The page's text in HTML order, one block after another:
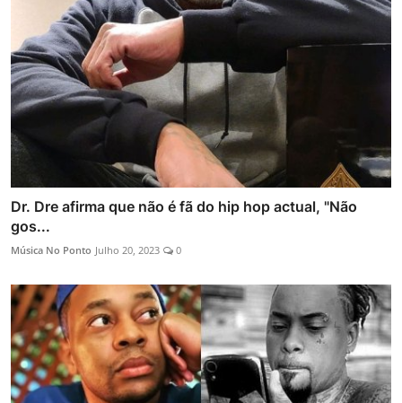
Dr. Dre afirma que não é fã do hip hop actual, "Não
gos...
Música No Ponto Julho 20, 2023 0